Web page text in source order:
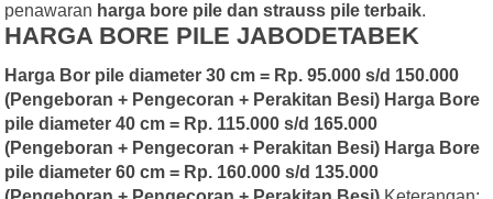
penawaran harga bore pile dan strauss pile terbaik.
HARGA BORE PILE JABODETABEK
Harga Bor pile diameter 30 cm = Rp. 95.000 s/d 150.000
(Pengeboran + Pengecoran + Perakitan Besi) Harga Bore
pile diameter 40 cm = Rp. 115.000 s/d 165.000
(Pengeboran + Pengecoran + Perakitan Besi) Harga Bore
pile diameter 60 cm = Rp. 160.000 s/d 135.000